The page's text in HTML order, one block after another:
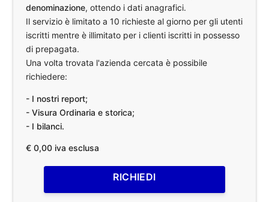
denominazione, ottendo i dati anagrafici.
Il servizio è limitato a 10 richieste al giorno per gli utenti
iscritti mentre è illimitato per i clienti iscritti in possesso
di prepagata.
Una volta trovata l'azienda cercata è possibile
richiedere:
- I nostri report;
- Visura Ordinaria e storica;
- I bilanci.
€ 0,00 iva esclusa
RICHIEDI